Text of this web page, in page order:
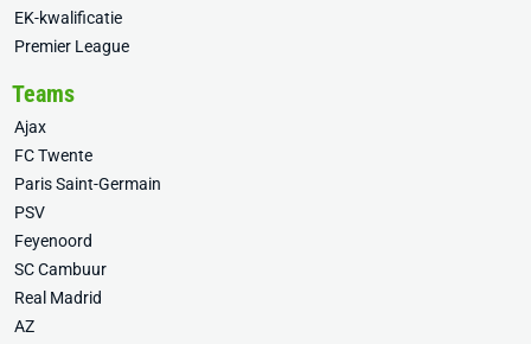
EK-kwalificatie
Premier League
Teams
Ajax
FC Twente
Paris Saint-Germain
PSV
Feyenoord
SC Cambuur
Real Madrid
AZ